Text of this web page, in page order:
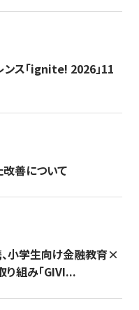
ス「ignite! 2026」11
善について
小学生向け金融教育×
り組み「GIVI...